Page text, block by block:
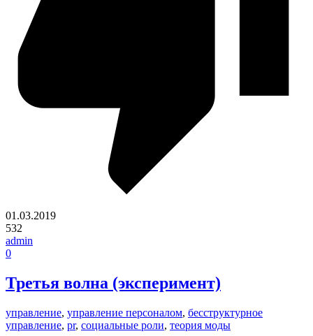
01.03.2019
532
admin
0
Третья волна (эксперимент)
управление, управление персоналом, бесструктурное
управление, pr, социальные роли, теория моды